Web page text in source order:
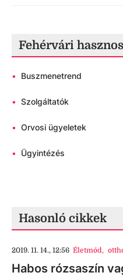
Fehérvári
• Buszmenetrend
• Szolgáltatók
• Orvosi ügyeletek
• Ügyintézés
Hasonló cikkek
2019. 11. 14., 12:56 Életmód,
Habos rózsaszín